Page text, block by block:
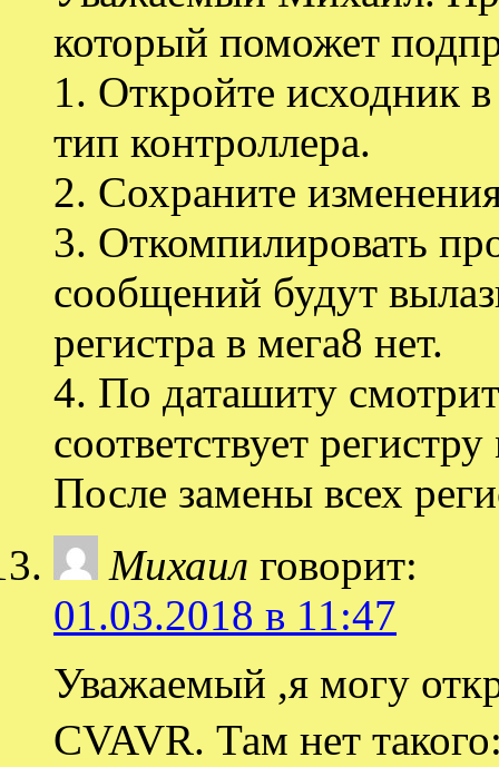
который поможет
1. Откройте исходник
тип контроллера.
2. Сохраните
3. Откомпилировать
сообщений будут
регистра в мега8 нет.
4. По даташиту
соответствует
После замены всех
Михаил говорит:
01.03.2018 в 11:47
Уважаемый ,я могу
CVAVR. Там нет